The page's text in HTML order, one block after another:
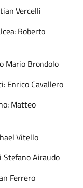
Vercelli
Roberto
Mario Brondolo
Enrico Cavallero
Matteo
Vitello
Stefano Airaudo
Ferrero